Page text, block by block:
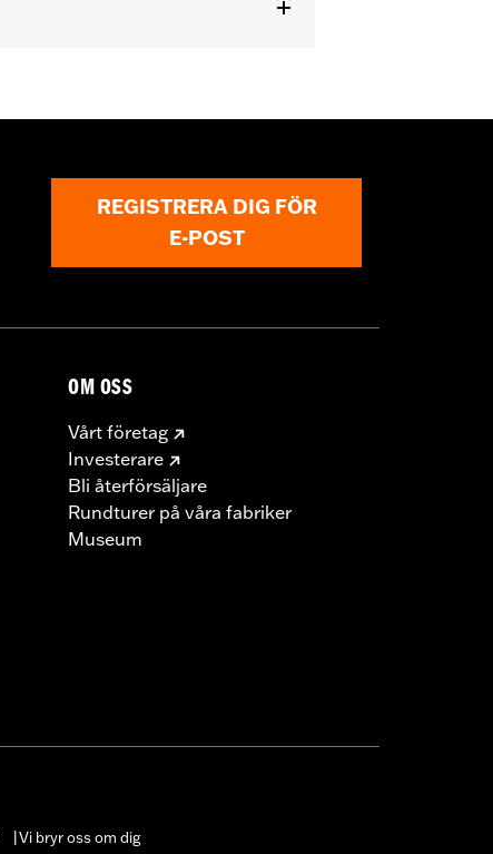
REGISTRERA DIG FÖR
E-POST
OM OSS
Vårt företag
Investerare
Bli återförsäljare
Rundturer på våra fabriker
Museum
Vi bryr oss om dig